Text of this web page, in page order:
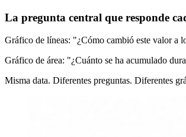
La pregunta central que responde
Gráfico de líneas: "¿Cómo cambió este valor a
Gráfico de área: "¿Cuánto se ha acumulado
Misma data. Diferentes preguntas. Diferentes